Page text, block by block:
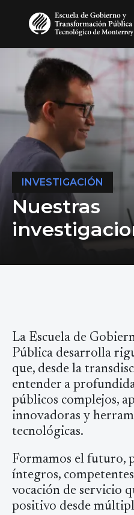
Pasar al contenido principal
INVESTIGACIÓN
Nuestras
La Escuela de
Pública desarrolla
que, desde la
entender a
públicos complejos,
innovadoras y
tecnológicas.
Formamos el futuro,
íntegros,
vocación de servicio
positivo desde